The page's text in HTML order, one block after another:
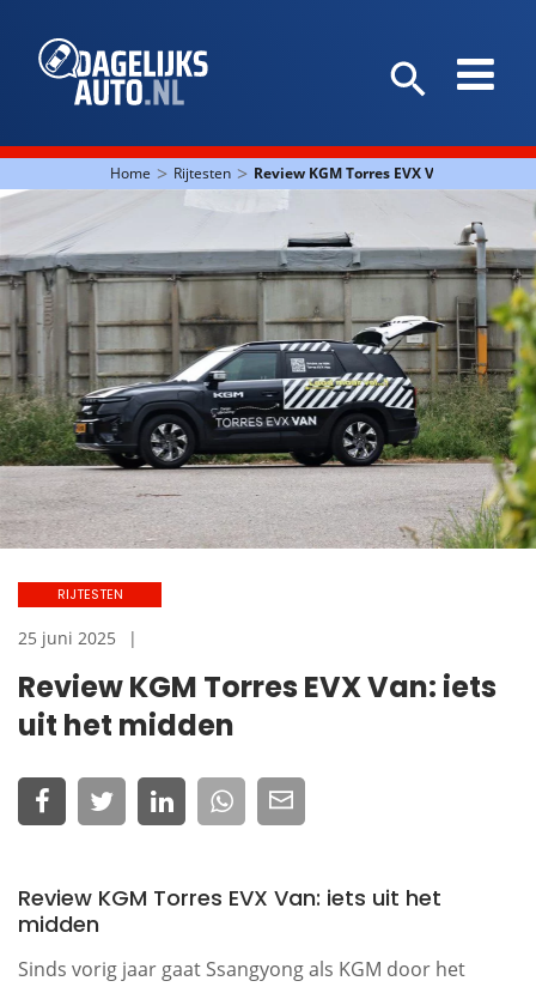
Home > Rijtesten > Review KGM Torres EVX Van: iets uit
Review KGM Torres EVX Van: iets
uit het midden
RIJTESTEN
25 juni 2025
Review KGM Torres EVX Van: iets uit het
midden
Sinds vorig jaar gaat Ssangyong als KGM door het